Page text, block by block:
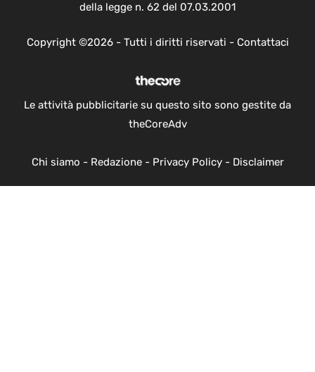
della legge n. 62 del 07.03.2001
Copyright ©2026 - Tutti i diritti riservati - Contattaci
Le attività pubblicitarie su questo sito sono gestite da
theCoreAdv
Chi siamo - Redazione- Privacy Policy- Disclaimer